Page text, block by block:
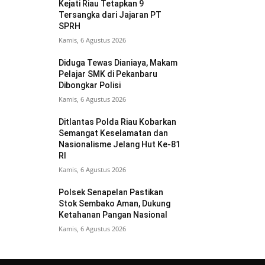
Kejati Riau Tetapkan 9
Tersangka dari Jajaran PT
SPRH
Kamis, 6 Agustus 2026
Diduga Tewas Dianiaya, Makam
Pelajar SMK di Pekanbaru
Dibongkar Polisi
Kamis, 6 Agustus 2026
Ditlantas Polda Riau Kobarkan
Semangat Keselamatan dan
Nasionalisme Jelang Hut Ke-81
RI
Kamis, 6 Agustus 2026
Polsek Senapelan Pastikan
Stok Sembako Aman, Dukung
Ketahanan Pangan Nasional
Kamis, 6 Agustus 2026